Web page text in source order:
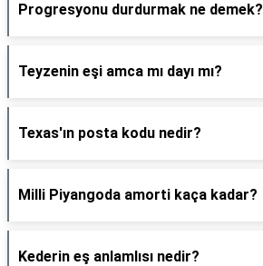
Progresyonu durdurmak ne demek?
Teyzenin eşi amca mı dayı mı?
Texas'ın posta kodu nedir?
Milli Piyangoda amorti kaça kadar?
Kederin eş anlamlısı nedir?